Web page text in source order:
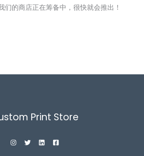
们的商店正在筹备中，很快就会推出！
Print Store